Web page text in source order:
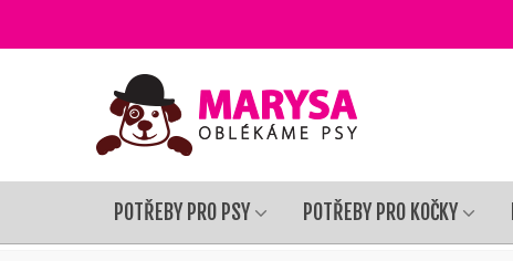
POTŘEBY PRO PSY POTŘEBY PRO KOČKY